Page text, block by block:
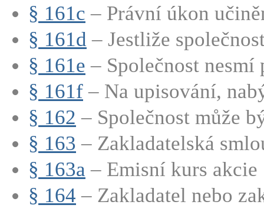
§ 161c – Právní úkon
§ 161d – Jestliže
§ 161e – Společnost nesmí
§ 161f – Na upisování,
§ 162 – Společnost může
§ 163 – Zakladatelská
§ 163a – Emisní kurs akcie
§ 164 – Zakladatel nebo